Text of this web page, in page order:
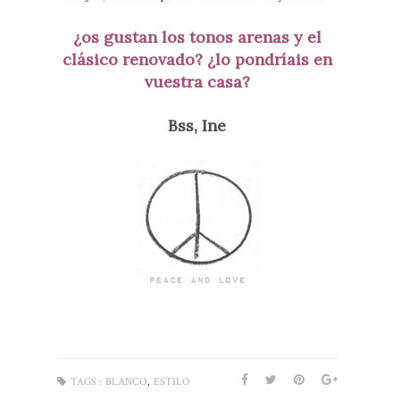
¿os gustan los tonos arenas y el
clásico renovado? ¿lo pondríais en
vuestra casa?
Bss, Ine
TAGS : BLANCO, ESTILO